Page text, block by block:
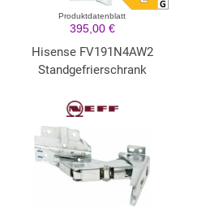
Produktdatenblatt
395,00 €
Hisense FV191N4AW2
Standgefrierschrank